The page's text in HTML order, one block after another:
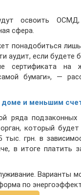
освоить
сфера.
понадобиться
аудит, если будете
сертификата
бумаги», —
доме и меньшим
ряда
который
грн. в
в итоге платить
Варианты
по